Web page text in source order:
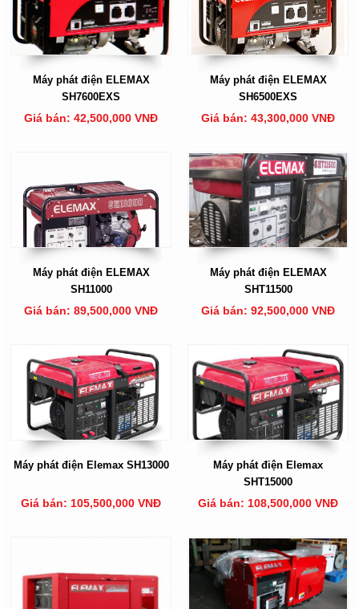
Máy phát điện ELEMAX
SH7600EXS
Giá bán: 42,500,000 VNĐ
Máy phát điện ELEMAX
SH6500EXS
Giá bán: 43,300,000 VNĐ
Máy phát điện ELEMAX
SH11000
Giá bán: 89,500,000 VNĐ
Máy phát điện ELEMAX
SHT11500
Giá bán: 92,500,000 VNĐ
Máy phát điện Elemax SH13000
Giá bán: 105,500,000 VNĐ
Máy phát điện Elemax
SHT15000
Giá bán: 108,500,000 VNĐ